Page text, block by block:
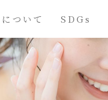
ついて SDGs